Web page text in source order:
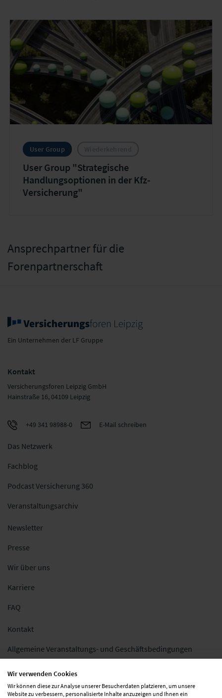
User Group
User Group "Strategische
Handlungsoptionen in der Kfz-
Versicherung"
Ansprechpartner für die
Forenpartnerschaft
Ein Unternehmen der LF Gruppe
Kontakt
Versicherungsforen Leipzig GmbH
Hainstraße 16, 04109 Leipzig
+49 341 98988-0 E-Mail schreiben
Das Netzwerk
Fachblog
Podcast Versicherung 360
Veranstaltungsarchiv
Newsletter
Presse
Wir über uns
Karriere
FAQ
Kontakt
Allgemeine Veranstaltungs- und Geschäftsbedingungen
Impressum
Datenschutz
Wir verwenden Cookies
Wir können diese zur Analyse unserer Besucherdaten platzieren, um unsere
Website zu verbessern, personalisierte Inhalte anzuzeigen und Ihnen ein